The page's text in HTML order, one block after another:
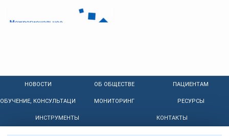
НОВОСТИ ОБ ОБЩЕСТВЕ ПАЦИЕНТАМ
ОБУЧЕНИЕ, КОНСУЛЬТАЦИИ МОНИТОРИНГ РЕСУРСЫ
ИНСТРУМЕНТЫ КОНТАКТЫ